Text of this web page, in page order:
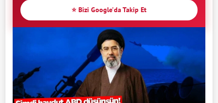
⭐ Bizi Google'da Takip Et